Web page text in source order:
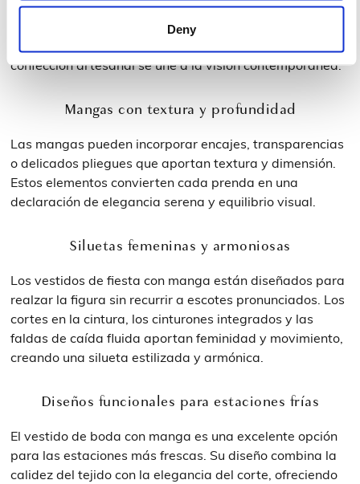
Deny
Cada vestido invitada con manga de Couture Club es
confección artesanal se une a la visión contemporánea.
Mangas con textura y profundidad
Las mangas pueden incorporar encajes, transparencias
o delicados pliegues que aportan textura y dimensión.
Estos elementos convierten cada prenda en una
declaración de elegancia serena y equilibrio visual.
Siluetas femeninas y armoniosas
Los vestidos de fiesta con manga están diseñados para
realzar la figura sin recurrir a escotes pronunciados. Los
cortes en la cintura, los cinturones integrados y las
faldas de caída fluida aportan feminidad y movimiento,
creando una silueta estilizada y armónica.
Diseños funcionales para estaciones frías
El vestido de boda con manga es una excelente opción
para las estaciones más frescas. Su diseño combina la
calidez del tejido con la elegancia del corte, ofreciendo